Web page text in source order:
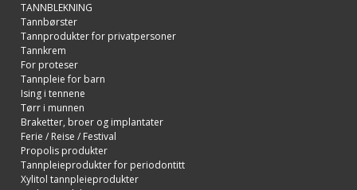
TANNBLEKNING
Tannbørster
Tannprodukter for privatpersoner
Tannkrem
For proteser
Tannpleie for barn
Ising i tennene
Tørr i munnen
Braketter, broer og implantater
Ferie / Reise / Festival
Propolis produkter
Tannpleieprodukter for periodontitt
Xylitol tannpleieprodukter